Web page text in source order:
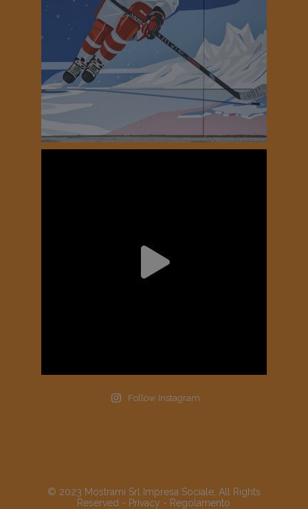
Follow Instagram
© 2023 Mostrami Srl Impresa Sociale, All Rights
Reserved - Privacy - Regolamento